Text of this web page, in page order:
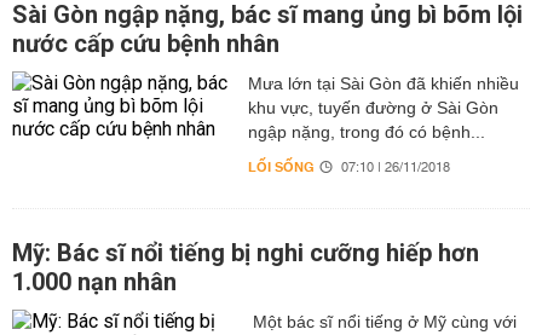
Sài Gòn ngập nặng, bác sĩ mang ủng bì bõm lội
nước cấp cứu bệnh nhân
Mưa lớn tại Sài Gòn đã khiến nhiều
khu vực, tuyến đường ở Sài Gòn
ngập nặng, trong đó có bệnh...
LỐI SỐNG 07:10 | 26/11/2018
Mỹ: Bác sĩ nổi tiếng bị nghi cưỡng hiếp hơn
1.000 nạn nhân
Một bác sĩ nổi tiếng ở Mỹ cùng với